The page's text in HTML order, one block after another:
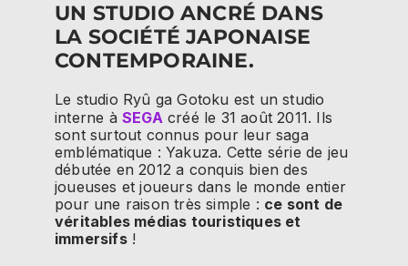
UN STUDIO ANCRÉ DANS
LA SOCIÉTÉ JAPONAISE
CONTEMPORAINE.
Le studio Ryû ga Gotoku est un studio
interne à SEGA créé le 31 août 2011. Ils
sont surtout connus pour leur saga
emblématique : Yakuza. Cette série de jeu
débutée en 2012 a conquis bien des
joueuses et joueurs dans le monde entier
pour une raison très simple : ce sont de
véritables médias touristiques et
immersifs!